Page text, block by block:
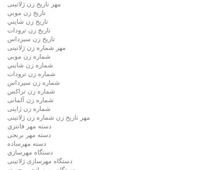
مهر تاريخ زن ژلاتینی
تاريخ زن موبي
تاريخ زن شايني
تاريخ زن ترودات
تاريخ زن سيرداس
مهر شماره زن ژلاتینی
شماره زن موبي
شماره زن شايني
شماره زن ترودات
شماره زن سيرداس
شماره زن تراکس
شماره زن آلمانی
شماره زن ژاپنی
مهر تاریخ زن شماره زن ژلاتینی
دسته مهر فانتزي
دسته مهر برنجی
دسته مهرساده
دستگاه مهرسازي
دستگاه مهرسازی ژلاتینی